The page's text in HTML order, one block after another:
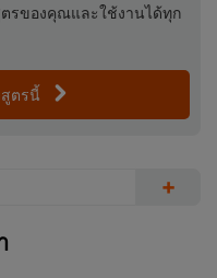
รของคุณและใช้งานได้ทุก
ตรนี้
+